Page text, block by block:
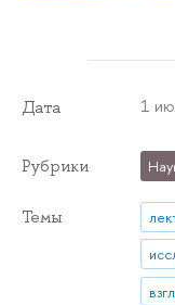
Дата 1
Рубрики
Темы